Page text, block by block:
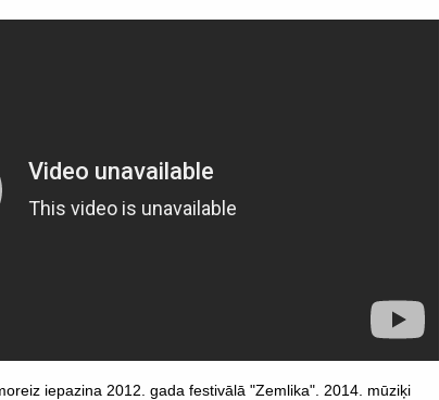
iepazina 2012. gada festivālā "Zemlika". 2014. mūziķi